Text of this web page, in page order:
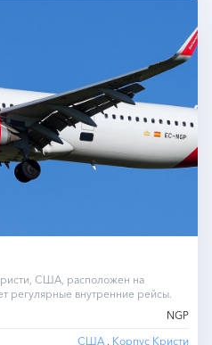
США, расположен на
регулярные внутренние рейсы.
NGP
США Корпус Кристи